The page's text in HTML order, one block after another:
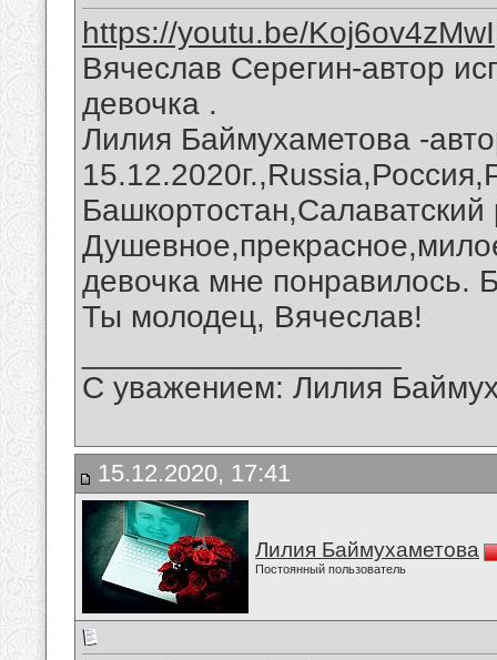
https://youtu.be/Koj6ov4zMwI
Вячеслав Серегин-автор
девочка .
Лилия Баймухаметова -
девочка мне понравилось.
Ты молодец, Вячеслав!
С уважением: Лилия
15.12.2020, 17:41
Лилия Баймухаметова
Постоянный пользователь